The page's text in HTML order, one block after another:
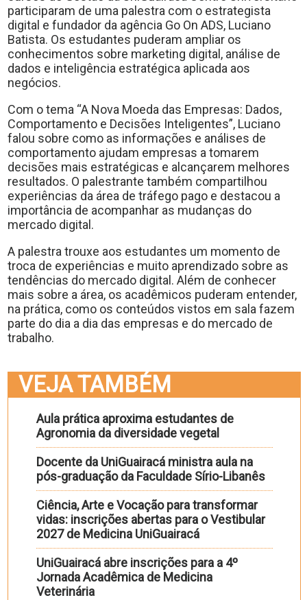
participaram de uma palestra com o estrategista
digital e fundador da agência Go On ADS, Luciano
Batista. Os estudantes puderam ampliar os
conhecimentos sobre marketing digital, análise de
dados e inteligência estratégica aplicada aos
negócios.
Com o tema “A Nova Moeda das Empresas: Dados,
Comportamento e Decisões Inteligentes”, Luciano
falou sobre como as informações e análises de
comportamento ajudam empresas a tomarem
decisões mais estratégicas e alcançarem melhores
resultados. O palestrante também compartilhou
experiências da área de tráfego pago e destacou a
importância de acompanhar as mudanças do
mercado digital.
A palestra trouxe aos estudantes um momento de
troca de experiências e muito aprendizado sobre as
tendências do mercado digital. Além de conhecer
mais sobre a área, os acadêmicos puderam entender,
na prática, como os conteúdos vistos em sala fazem
parte do dia a dia das empresas e do mercado de
trabalho.
VEJA TAMBÉM
Aula prática aproxima estudantes de
Agronomia da diversidade vegetal
Docente da UniGuairacá ministra aula na
pós-graduação da Faculdade Sírio-Libanês
Ciência, Arte e Vocação para transformar
vidas: inscrições abertas para o Vestibular
2027 de Medicina UniGuairacá
UniGuairacá abre inscrições para a 4º
Jornada Acadêmica de Medicina
Veterinária